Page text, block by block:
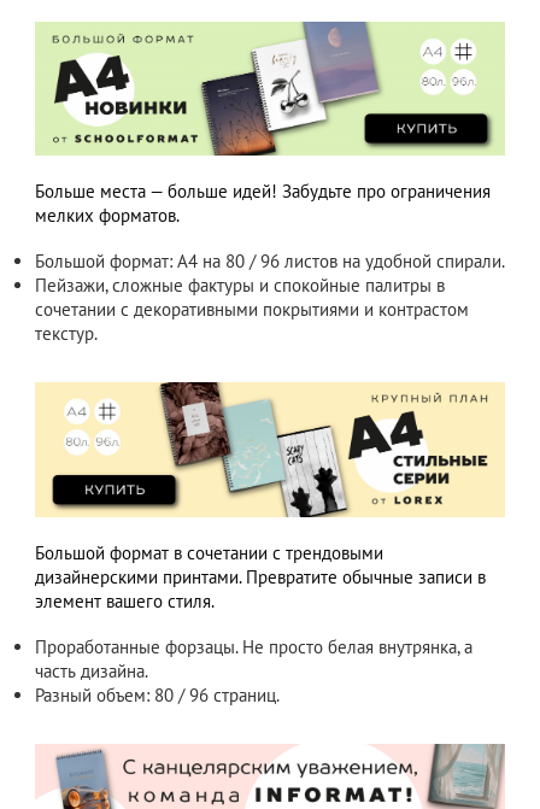
Больше места — больше идей! Забудьте про ограничения
мелких форматов.
Большой формат: А4 на 80 / 96 листов на удобной спирали.
Пейзажи, сложные фактуры и спокойные палитры в
сочетании с декоративными покрытиями и контрастом
текстур.
Большой формат в сочетании с трендовыми
дизайнерскими принтами. Превратите обычные записи в
элемент вашего стиля.
Проработанные форзацы. Не просто белая внутрянка, а
часть дизайна.
Разный объем: 80 / 96 страниц.